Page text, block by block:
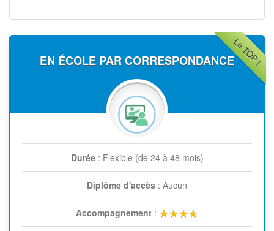
Le TOP !
EN ÉCOLE PAR CORRESPONDANCE
Durée: Flexible (de 24 à 48 mois)
Diplôme d'accès : Aucun
Accompagnement :